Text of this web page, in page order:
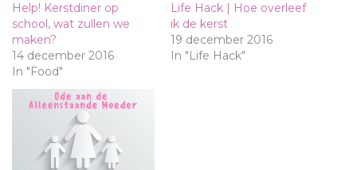
Help! Kerstdiner op
school, wat zullen we
maken?
14 december 2016
In "Food"
Life Hack | Hoe overleef
ik de kerst
19 december 2016
In "Life Hack"